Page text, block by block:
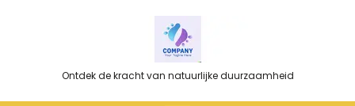
Ontdek de kracht van natuurlijke duurzaamheid